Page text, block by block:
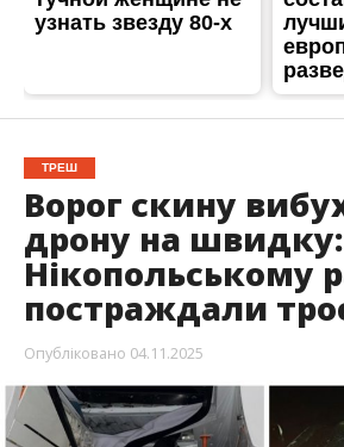
ТРЕШ
Ворог скину
дрону на
Нікопольському
постраждали
Опубліковано 04.11.2025